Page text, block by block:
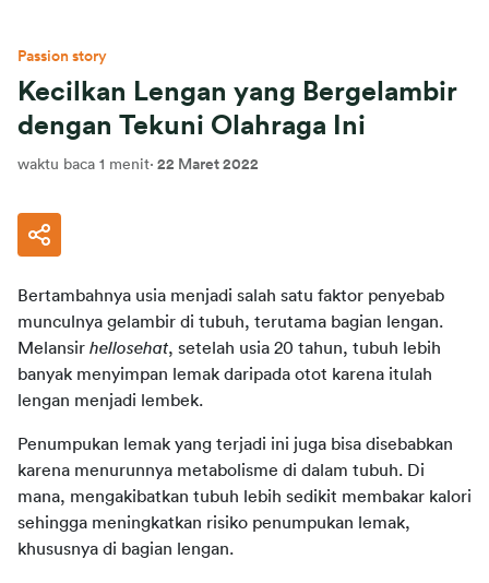
Passion story
Kecilkan Lengan yang Bergelambir
dengan Tekuni Olahraga Ini
waktu baca 1 menit· 22 Maret 2022
Bertambahnya usia menjadi salah satu faktor penyebab
munculnya gelambir di tubuh, terutama bagian lengan.
Melansir hellosehat, setelah usia 20 tahun, tubuh lebih
banyak menyimpan lemak daripada otot karena itulah
lengan menjadi lembek.
Penumpukan lemak yang terjadi ini juga bisa disebabkan
karena menurunnya metabolisme di dalam tubuh. Di
mana, mengakibatkan tubuh lebih sedikit membakar kalori
sehingga meningkatkan risiko penumpukan lemak,
khususnya di bagian lengan.